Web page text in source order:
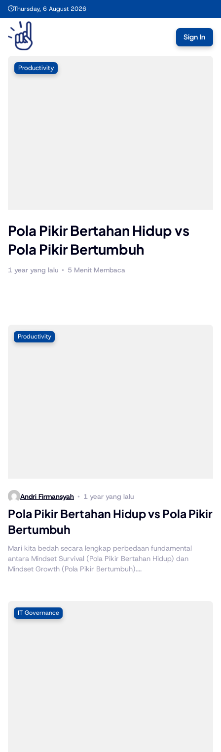
Thursday, 6 August 2026
Sign In
Productivity
Pola Pikir Bertahan Hidup vs
Pola Pikir Bertumbuh
1 year yang lalu 5 Menit Membaca
Productivity
Andri Firmansyah 1 year yang lalu
Pola Pikir Bertahan Hidup vs Pola Pikir
Bertumbuh
Mari kita bedah secara lengkap perbedaan fundamental
antara Mindset Survival (Pola Pikir Bertahan Hidup) dan
Mindset Growth (Pola Pikir Bertumbuh)....
IT Governance